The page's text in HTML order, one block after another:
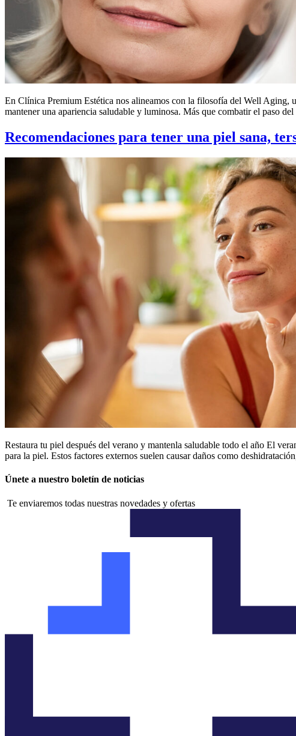
En Clínica Premium Estética nos alineamos con la filosofía del Well Aging,
mantener una apariencia saludable y luminosa. Más que combatir el paso
Recomendaciones para tener una piel sana,
Restaura tu piel después del verano y mantenla saludable todo el año El
para la piel. Estos factores externos suelen causar daños como
Únete a nuestro boletín de noticias
Te enviaremos todas nuestras novedades y ofertas